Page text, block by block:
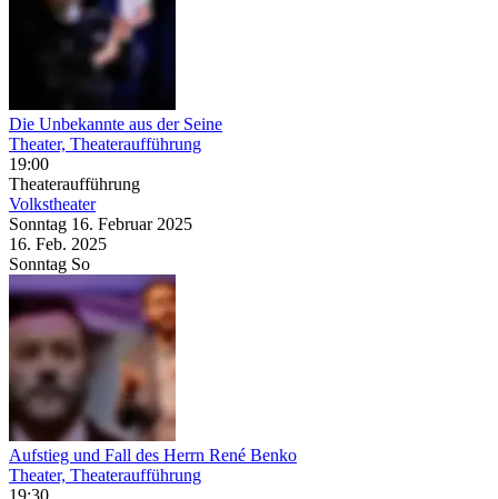
Die Unbekannte aus der Seine
Theater, Theateraufführung
19:00
Theateraufführung
Volkstheater
Sonntag 16. Februar 2025
16. Feb. 2025
Sonntag So
Aufstieg und Fall des Herrn René Benko
Theater, Theateraufführung
19:30